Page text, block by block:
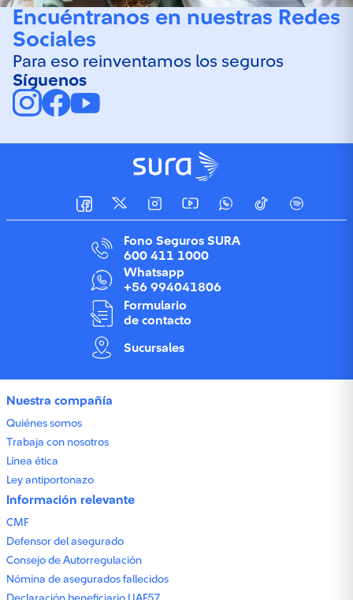
Encuéntranos en nuestras Redes
Sociales
Para eso reinventamos los seguros
Síguenos
Fono Seguros SURA
600 411 1000
Whatsapp
+56 994041806
Formulario
de contacto
Sucursales
Nuestra compañía
Quiénes somos
Trabaja con nosotros
Línea ética
Ley antiportonazo
Información relevante
CMF
Defensor del asegurado
Consejo de Autorregulación
Nómina de asegurados fallecidos